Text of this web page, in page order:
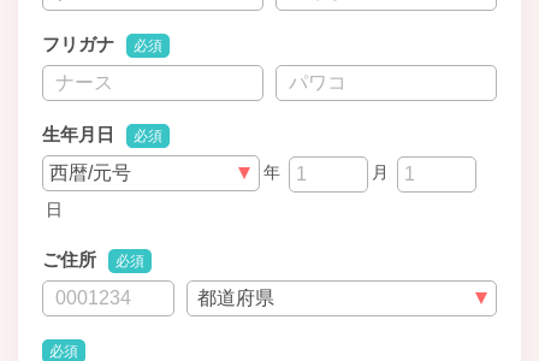
フリガナ 必須
生年月日 必須
年
月
日
ご住所 必須
必須